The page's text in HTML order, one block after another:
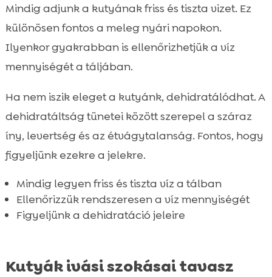
Mindig adjunk a kutyának friss és tiszta vizet. Ez
különösen fontos a meleg nyári napokon.
Ilyenkor gyakrabban is ellenőrizhetjük a víz
mennyiségét a táljában.
Ha nem iszik eleget a kutyánk, dehidratálódhat. A
dehidratáltság tünetei között szerepel a száraz
íny, levertség és az étvágytalanság. Fontos, hogy
figyeljünk ezekre a jelekre.
Mindig legyen friss és tiszta víz a tálban
Ellenőrizzük rendszeresen a víz mennyiségét
Figyeljünk a dehidratáció jeleire
Kutyák ivási szokásai tavasz